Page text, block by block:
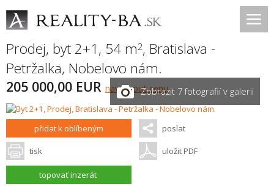
Prodej, byt 2+1, 54 m2, Bratislava -
Petržalka, Nobelovo nám.
205 000,00 EUR navrhnout cenuZobrazit 7 fotografií v galerii
přidat k oblíbeným poslat
tisk uložit PDF
topovať inzerát